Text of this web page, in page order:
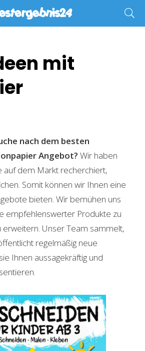
mit
nach dem besten
Angebot? Wir haben
auf dem Markt recherchiert,
Somit können wir Ihnen eine
bieten. Wir bemühen uns
empfehlenswerter Produkte zu
erweitern. Unser Team sammelt,
regelmäßig neue
Ihnen aussagekräftig und